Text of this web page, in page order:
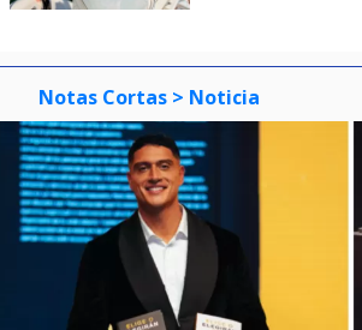
Notas Cortas > Noticia